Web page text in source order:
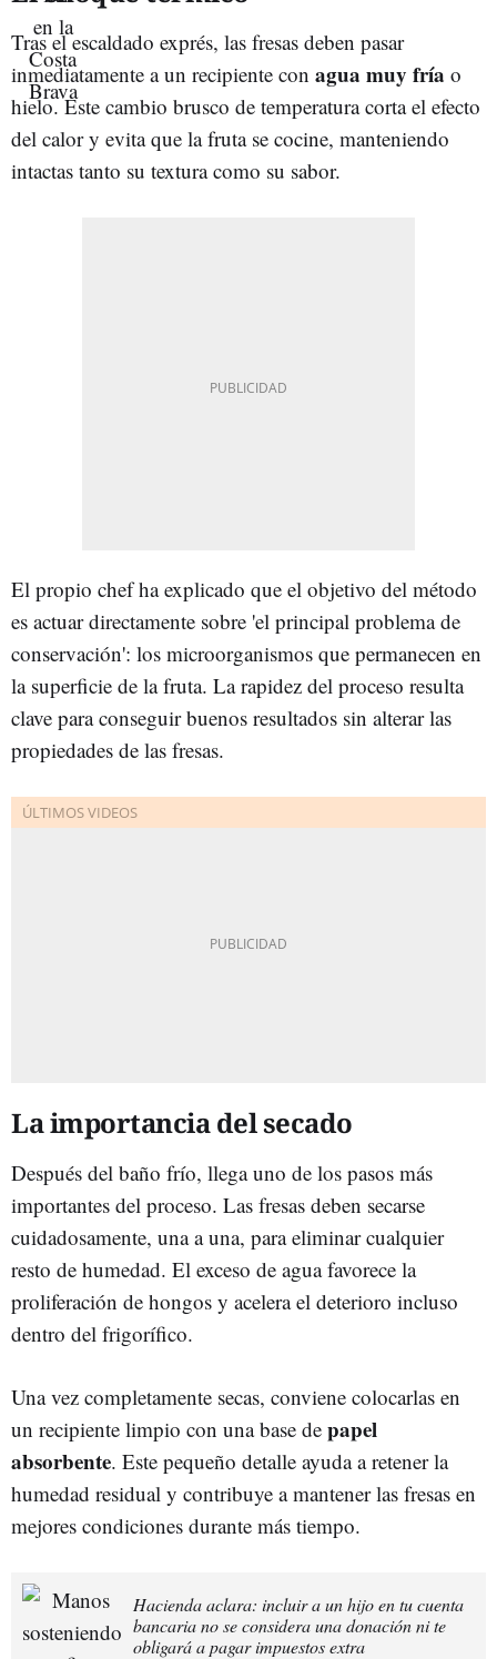
Tras el escaldado exprés, las fresas deben pasar
inmediatamente a un recipiente con agua muy fría o
hielo. Este cambio brusco de temperatura corta el efecto
del calor y evita que la fruta se cocine, manteniendo
intactas tanto su textura como su sabor.
El propio chef ha explicado que el objetivo del método
es actuar directamente sobre 'el principal problema de
conservación': los microorganismos que permanecen en
la superficie de la fruta. La rapidez del proceso resulta
clave para conseguir buenos resultados sin alterar las
propiedades de las fresas.
La importancia del secado
Después del baño frío, llega uno de los pasos más
importantes del proceso. Las fresas deben secarse
cuidadosamente, una a una, para eliminar cualquier
resto de humedad. El exceso de agua favorece la
proliferación de hongos y acelera el deterioro incluso
dentro del frigorífico.
Una vez completamente secas, conviene colocarlas en
un recipiente limpio con una base de papel
absorbente. Este pequeño detalle ayuda a retener la
humedad residual y contribuye a mantener las fresas en
mejores condiciones durante más tiempo.
Hacienda aclara: incluir a un hijo en tu cuenta
bancaria no se considera una donación ni te
obligará a pagar impuestos extra